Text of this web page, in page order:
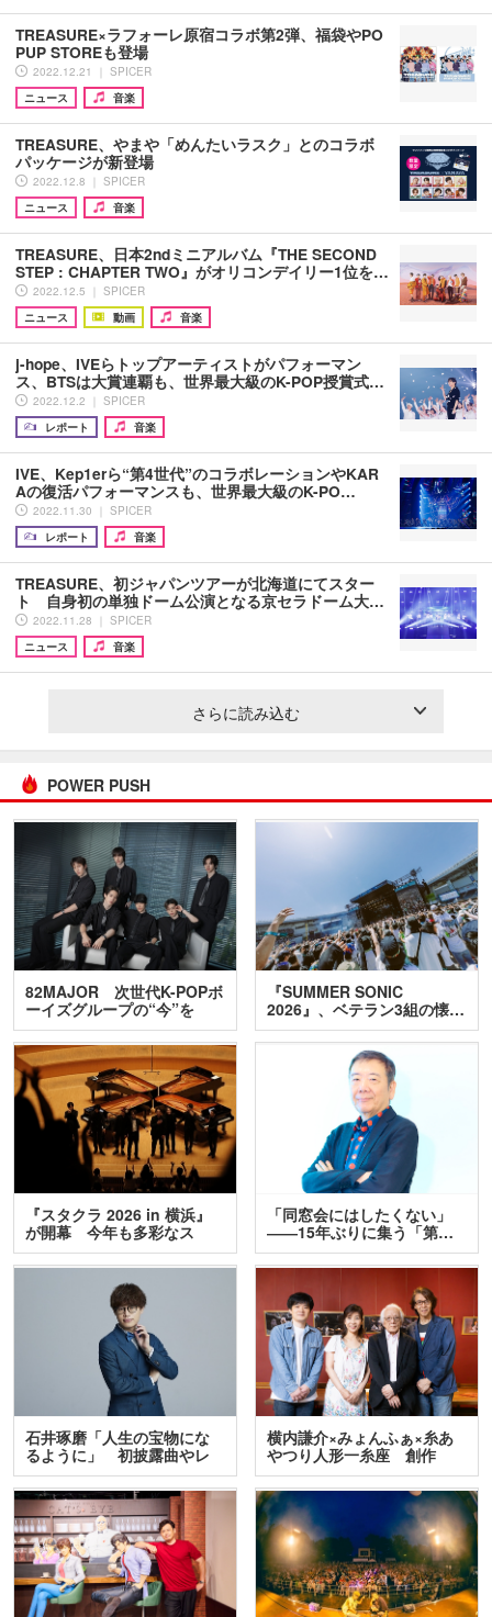
TREASURE×ラフォーレ原宿コラボ第2弾、福袋やPO
PUP STOREも登場
2022.12.21 ｜ SPICER
ニュース
音楽
TREASURE、やまや「めんたいラスク」とのコラボ
パッケージが新登場
2022.12.8 ｜ SPICER
ニュース
音楽
TREASURE、日本2ndミニアルバム『THE SECOND
STEP : CHAPTER TWO』がオリコンデイリー1位を…
2022.12.5 ｜ SPICER
ニュース
動画 音楽
j-hope、IVEらトップアーティストがパフォーマン
ス、BTSは大賞連覇も、世界最大級のK-POP授賞式…
2022.12.2 ｜ SPICER
レポート
音楽
IVE、Kep1erら“第4世代”のコラボレーションやKAR
Aの復活パフォーマンスも、世界最大級のK-PO…
2022.11.30 ｜ SPICER
レポート
音楽
TREASURE、初ジャパンツアーが北海道にてスター
ト 自身初の単独ドーム公演となる京セラドーム大…
2022.11.28 ｜ SPICER
ニュース
音楽
さらに読み込む
POWER PUSH
82MAJOR 次世代K-POPボ
ーイズグループの“今”を
訊…
『SUMMER SONIC
2026』、ベテラン3組の懐…
『スタクラ 2026 in 横浜』
が開幕 今年も多彩なス
テ…
「同窓会にはしたくない」
――15年ぶりに集う「第…
石井琢磨「人生の宝物にな
るように」 初披露曲やレ
ア…
横内謙介×みょんふぁ×糸あ
やつり人形一糸座 創作
人…